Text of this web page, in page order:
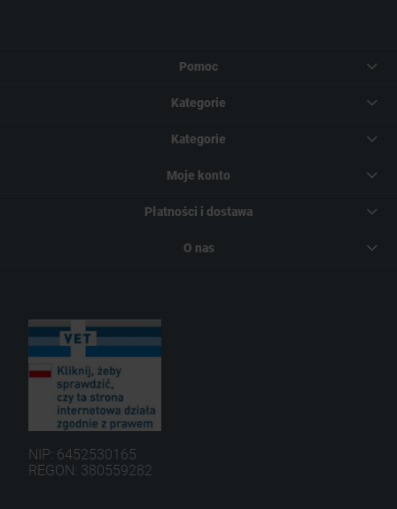
Pomoc
Kategorie
Kategorie
Moje konto
Płatności i dostawa
O nas
NIP: 6452530165
REGON: 380559282